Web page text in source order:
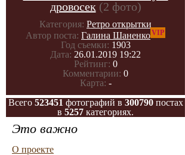
дровосек (2 фото)
Категория: Ретро открытки
Автор поста: Галина ШаненкоVIP
Год съемки: 1903
Дата: 26.01.2019 19:22
Рейтинг: 0
Комментарии: 0
Карта: -
Всего 523451 фотографий в 300790постах
в 5257 категориях.
Это важно
О проекте